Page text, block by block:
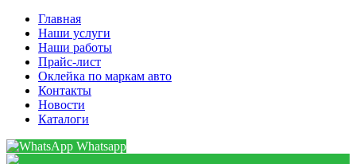
Главная
Наши услуги
Наши работы
Прайс-лист
Оклейка по маркам авто
Контакты
Новости
Каталоги
Whatsapp